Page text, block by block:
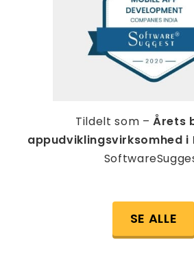
Tildelt som –Årets
appudviklingsvirksomhed i
SE ALLE